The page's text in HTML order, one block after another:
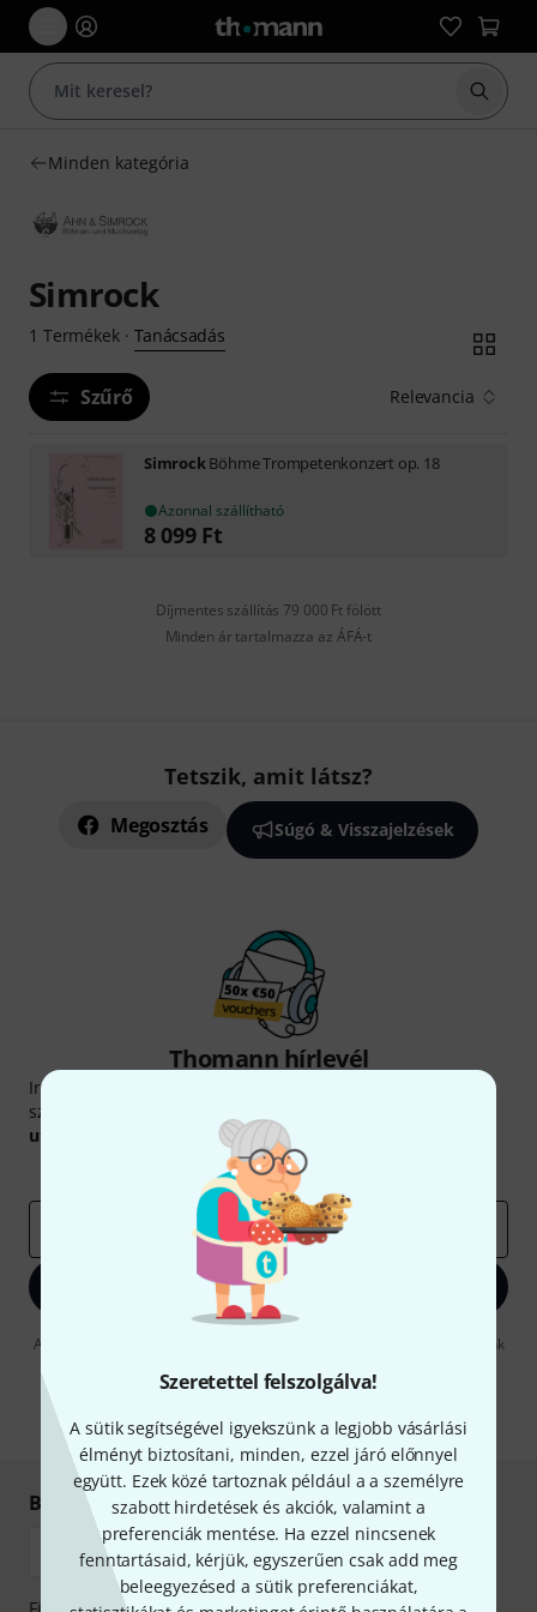
Szeretettel felszolgálva!
A sütik segítségével igyekszünk a legjobb vásárlási
élményt biztosítani, minden, ezzel járó előnnyel
együtt. Ezek közé tartoznak például a a személyre
szabott hirdetések és akciók, valamint a
preferenciák mentése. Ha ezzel nincsenek
fenntartásaid, kérjük, egyszerűen csak add meg
beleegyezésed a sütik preferenciákat,
Minden kategória
Simrock
1 Termékek· Tanácsadás
Szűrő Relevancia
SimrockBöhme Trompetenkonzert op. 18
Azonnal szállítható
8 099 Ft
Díjmentes szállítás 79 000 Ft fölött
Minden ár tartalmazza az ÁFÁ-t
Tetszik, amit látsz?
Megosztás Súgó & Visszajelzések
Thomann hírlevél
Iratkozz fel a Thomann angol nyelvű hírlevelére, és kis
szerencsével megnyerheted a
utalvány
Inspiráló gondolatok
Akciók
Bejelentkezés
A "Bejelentkezés" gombra kattintva elfogadja, hogy e-mailben küldjünk
információkat azdata protection guideline-ben talál.
* Kitöltés kötelező
Biztonságos vásárlás és fizetés